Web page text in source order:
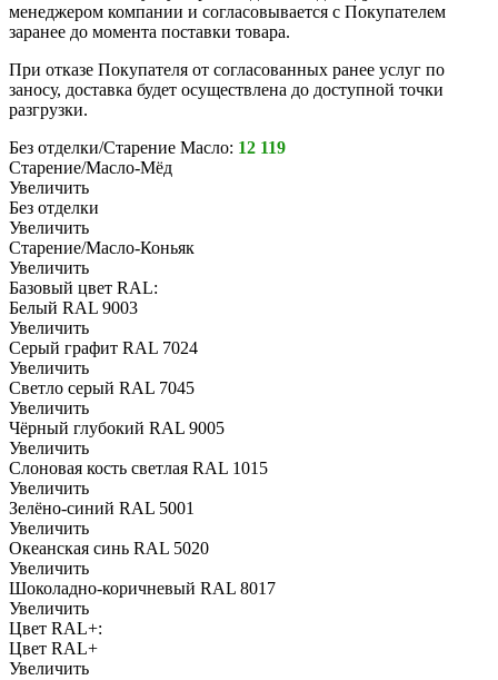
менеджером компании и согласовывается с Покупателем
заранее до момента поставки товара.
При отказе Покупателя от согласованных ранее услуг по
заносу, доставка будет осуществлена до доступной точки
разгрузки.
Без отделки/Старение Масло: 12 119
Старение/Масло-Мёд
Увеличить
Без отделки
Увеличить
Старение/Масло-Коньяк
Увеличить
Базовый цвет RAL:
Белый RAL 9003
Увеличить
Серый графит RAL 7024
Увеличить
Светло серый RAL 7045
Увеличить
Чёрный глубокий RAL 9005
Увеличить
Слоновая кость светлая RAL 1015
Увеличить
Зелёно-синий RAL 5001
Увеличить
Океанская синь RAL 5020
Увеличить
Шоколадно-коричневый RAL 8017
Увеличить
Цвет RAL+:
Цвет RAL+
Увеличить